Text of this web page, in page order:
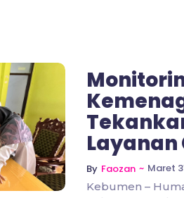
Layanan
By Faozan ~ Maret
Kebumen –